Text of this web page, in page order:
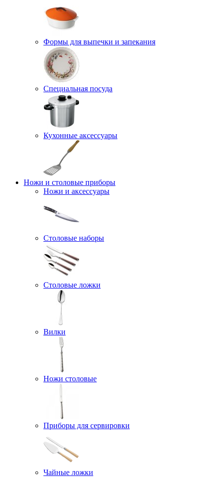
Формы для выпечки и запекания
Специальная посуда
Кухонные аксессуары
Ножи и столовые приборы
Ножи и аксессуары
Столовые наборы
Столовые ложки
Вилки
Ножи столовые
Приборы для сервировки
Чайные ложки